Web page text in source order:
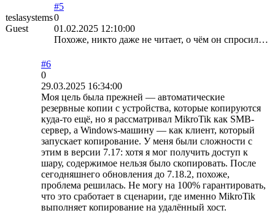
teslasystems
Guest
#5
0
01.02.2025 12:10:00
Похоже, никто даже не читает, о чём он спросил…
#6
0
29.03.2025 16:34:00
Моя цель была прежней — автоматические
резервные копии с устройства, которые копируются
куда-то ещё, но я рассматривал MikroTik как SMB-
сервер, а Windows-машину — как клиент, который
запускает копирование. У меня были сложности с
этим в версии 7.17: хотя я мог получить доступ к
шару, содержимое нельзя было скопировать. После
сегодняшнего обновления до 7.18.2, похоже,
проблема решилась. Не могу на 100% гарантировать,
что это сработает в сценарии, где именно MikroTik
выполняет копирование на удалённый хост.